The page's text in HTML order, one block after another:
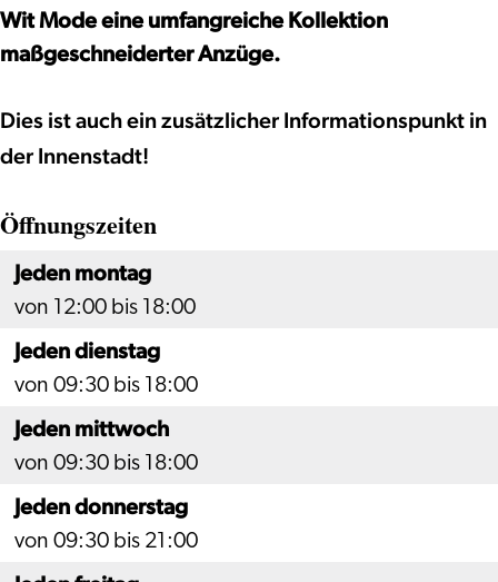
Wit Mode eine umfangreiche Kollektion
maßgeschneiderter Anzüge.
Dies ist auch ein zusätzlicher Informationspunkt in
der Innenstadt!
Öffnungszeiten
Jeden montag
von 12:00 bis 18:00
Jeden dienstag
von 09:30 bis 18:00
Jeden mittwoch
von 09:30 bis 18:00
Jeden donnerstag
von 09:30 bis 21:00